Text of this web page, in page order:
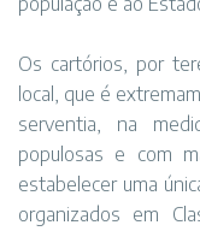
Os cartórios, por
local, que é
serventia, na
populosas e com
estabelecer uma
organizados em